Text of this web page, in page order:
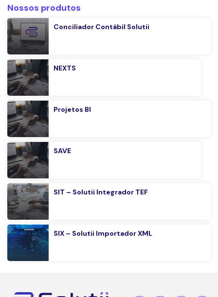
Nossos produtos
Conciliador Contábil Solutii
NEXTS
Projetos BI
SAVE
SIT – Solutii Integrador TEF
SIX – Solutii Importador XML